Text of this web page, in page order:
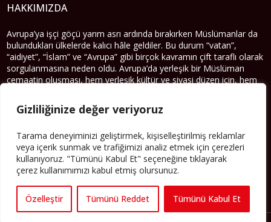
Gizliliğinize değer veriyoruz
Tarama deneyiminizi geliştirmek, kişiselleştirilmiş reklamlar
veya içerik sunmak ve trafiğimizi analiz etmek için çerezleri
kullanıyoruz. "Tümünü Kabul Et" seçeneğine tıklayarak
çerez kullanımımızı kabul etmiş olursunuz.
Özelleştir Tümünü Reddet Tümünü Kabul Et
HAKKIMIZDA
Avrupa’ya işçi göçü yarım asrı ardında bırakırken Müslümanlar da
bulundukları ülkelerde kalıcı hâle geldiler. Bu durum “vatan”,
“aidiyet”, “İslam” ve “Avrupa” gibi birçok kavramın çift taraflı olarak
sorgulanmasına neden oldu. Avrupa’da yerleşik bir Müslüman
cemaatin oluşması, hem yerleşik kültür ve siyasi düzen için, hem
Yazının devamı
PERSPEKTIF’I SOSYAL MEDYADA TAKIP EDEBILIRSINIZ